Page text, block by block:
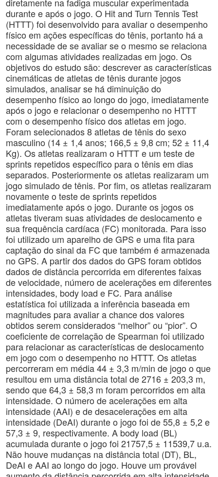
durante e após o jogo. O Hit and Turn Tennis Test
(HTTT) foi desenvolvido para avaliar o desempenho
físico em ações específicas do tênis, portanto há a
necessidade de se avaliar se o mesmo se relaciona
com algumas atividades realizadas em jogo. Os
objetivos do estudo são: descrever as características
cinemáticas de atletas de tênis durante jogos
simulados, analisar se há diminuição do
desempenho físico ao longo do jogo, imediatamente
após o jogo e relacionar o desempenho no HTTT
com o desempenho físico dos atletas em jogo.
Foram selecionados 8 atletas de tênis do sexo
masculino (14 ± 1,4 anos; 166,5 ± 9,8 cm; 52 ± 11,4
Kg). Os atletas realizaram o HTTT e um teste de
sprints repetidos específico para o tênis em dias
separados. Posteriormente os atletas realizaram um
jogo simulado de tênis. Por fim, os atletas realizaram
novamente o teste de sprints repetidos
imediatamente após o jogo. Durante os jogos os
atletas tiveram suas atividades de deslocamento e
sua frequência cardíaca (FC) monitorada. Para isso
foi utilizado um aparelho de GPS e uma fita para
captação do sinal da FC que também é armazenada
no GPS. A partir dos dados do GPS foram obtidos
dados de distância percorrida em diferentes faixas
de velocidade, número de acelerações em diferentes
intensidades, body load e FC. Para análise
estatística foi utilizada a inferência baseada em
magnitudes para avaliar a chance dos valores
obtidos serem considerados “melhor” ou “pior”. O
coeficiente de correlação de Spearman foi utilizado
para relacionar as características de deslocamento
em jogo com o desempenho no HTTT. Os atletas
percorreram em média 44 ± 3,3 m/min de jogo o que
resultou em uma distância total de 2716 ± 203,3 m,
sendo que 64,3 ± 58,3 m foram percorridos em alta
intensidade. O número de acelerações em alta
intensidade (AAI) e de desacelerações em alta
intensidade (DeAI) durante o jogo foi de 55,8 ± 5,2 e
57,3 ± 9, respectivamente. A body load (BL)
acumulada durante o jogo foi 21757,5 ± 11539,7 u.a.
Não houve mudanças na distância total (DT), BL,
DeAI e AAI ao longo do jogo. Houve um provável